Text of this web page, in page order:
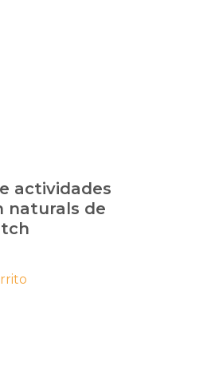
actividades
naturals de